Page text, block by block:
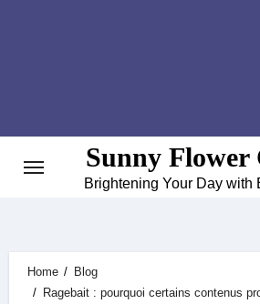
Sunny Flower
Brightening Your Day with
Home
Blog
Ragebait : pourquoi certains contenus